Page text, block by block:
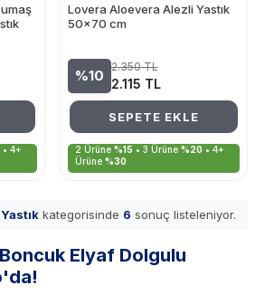
• 4+
Lovera Aloevera Alezli Yastık
50x70 cm
%10
2.350TL
2.115 TL
SEPETE EKLE
2 Ürüne %15 • 3 Ürüne %20 • 4+
Ürüne %30
kategorisinde 6 sonuç listeleniyor.
Boncuk Elyaf Dolgulu